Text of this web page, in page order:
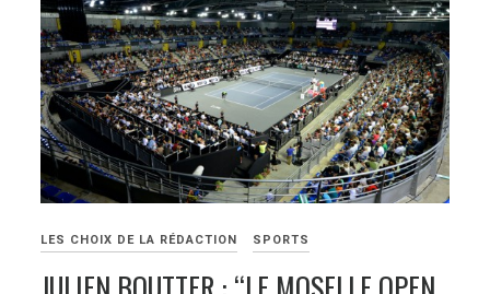
LES CHOIX DE LA RÉDACTION SPORTS